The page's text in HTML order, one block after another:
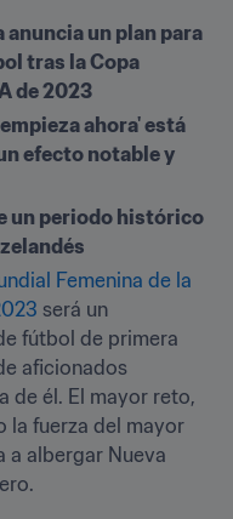
anuncia un plan para
tras la Copa
de 2023
ahora' está
efecto notable y
un periodo histórico
Femenina de la
será un
fútbol de primera
aficionados
de él. El mayor reto,
la fuerza del mayor
albergar Nueva